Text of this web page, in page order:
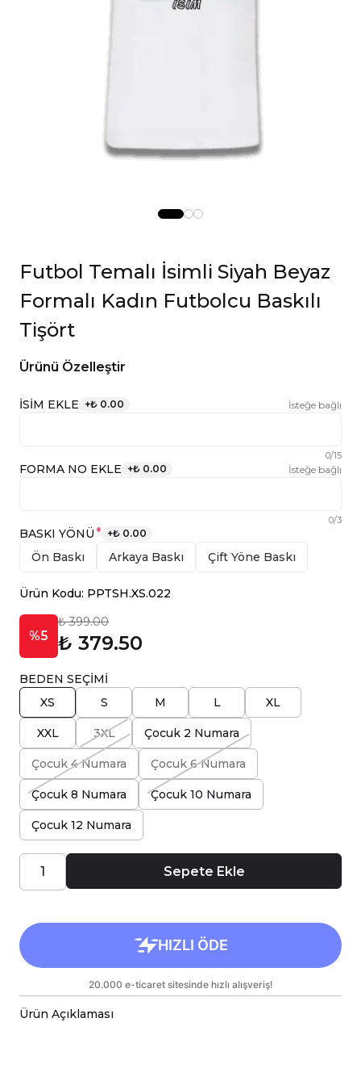
Futbol Temalı İsimli Siyah Beyaz
Formalı Kadın Futbolcu Baskılı
Tişört
Ürünü Özelleştir
İSİM EKLE +₺ 0.00 İsteğe bağlı
0/15
FORMA NO EKLE +₺ 0.00 İsteğe bağlı
0/3
BASKI YÖNÜ* +₺ 0.00
Ön Baskı Arkaya Baskı Çift Yöne Baskı
Ürün Kodu: PPTSH.XS.022
%5
₺ 399.00
₺ 379.50
BEDEN SEÇİMİ
XS
S M L XL
XXL 3XL Çocuk 2 Numara
Çocuk 4 Numara Çocuk 6 Numara
Çocuk 8 Numara Çocuk 10 Numara
Çocuk 12 Numara
Sepete Ekle
Ürün Açıklaması